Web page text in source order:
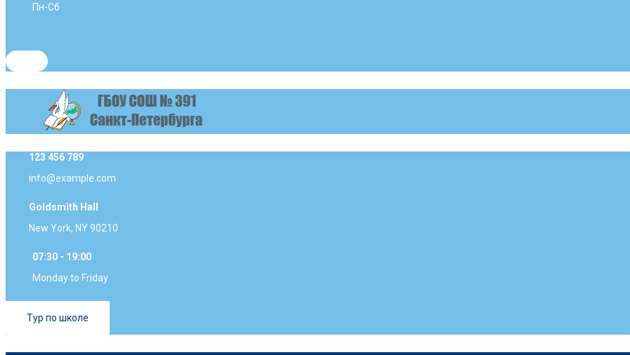
Пн-Сб
123 456 789
info@example.com
Goldsmith Hall
New York, NY 90210
07:30 - 19:00
Monday to Friday
Тур по школе